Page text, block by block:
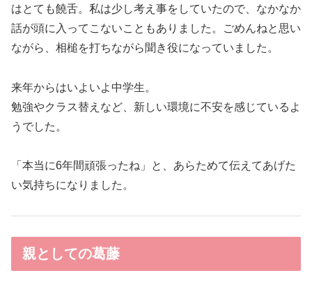
はとても饒舌。私は少し考え事をしていたので、なかなか
話が頭に入ってこないこともありました。ごめんねと思い
ながら、相槌を打ちながら聞き役になっていました。
来年からはいよいよ中学生。
勉強やクラス替えなど、新しい環境に不安を感じているよ
うでした。
「本当に6年間頑張ったね」と、あらためて伝えてあげた
い気持ちになりました。
親としての葛藤